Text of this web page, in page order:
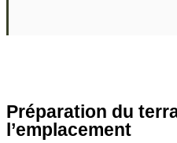
Préparation du
l’emplacement